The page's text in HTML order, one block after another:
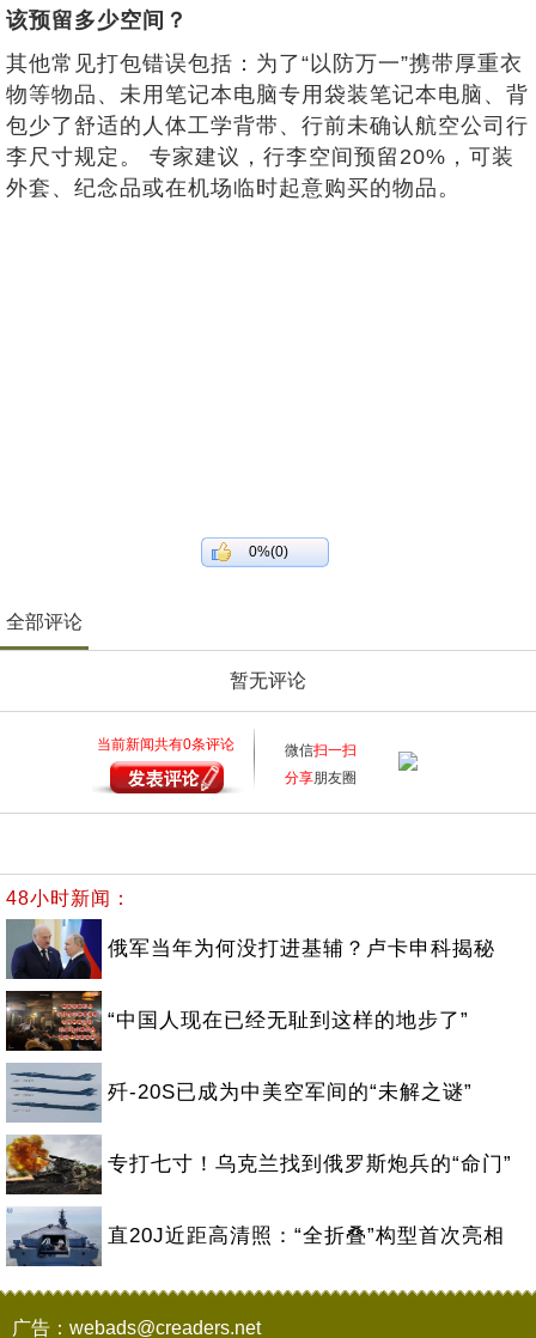
该预留多少空间？
其他常见打包错误包括：为了“以防万一”携带厚重衣
物等物品、未用笔记本电脑专用袋装笔记本电脑、背
包少了舒适的人体工学背带、行前未确认航空公司行
李尺寸规定。 专家建议，行李空间预留20%，可装
外套、纪念品或在机场临时起意购买的物品。
0%(0)
全部评论
暂无评论
当前新闻共有0条评论 微信扫一扫
分享朋友圈
48小时新闻：
俄军当年为何没打进基辅？卢卡申科揭秘
“中国人现在已经无耻到这样的地步了”
歼-20S已成为中美空军间的“未解之谜”
专打七寸！乌克兰找到俄罗斯炮兵的“命门”
直20J近距高清照：“全折叠”构型首次亮相
广告：webads@creaders.net